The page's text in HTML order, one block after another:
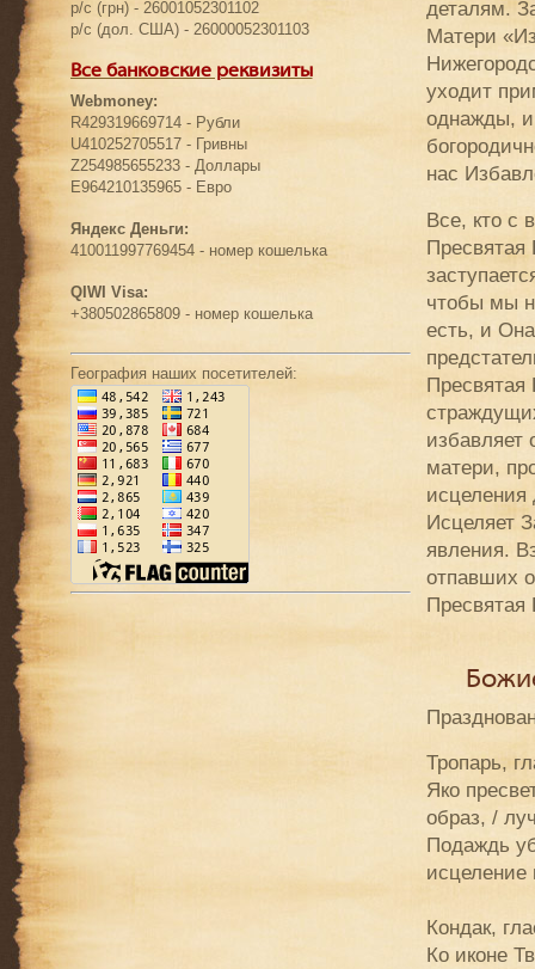
деталям.
Матери
уходит
однажды,
нас
Все, кто с
Пресвятая
чтобы мы
есть, и
Пресвятая
избавляет
матери,
исцеления
Исцеляет
явления.
отпавших
Пресвятая
Тропарь,
Яко
образ, /
Подаждь
Кондак,
Ко иконе
р/с (грн) - 26001052301102
р/с (дол. США) - 26000052301103
Все банковские реквизиты
Webmoney:
R429319669714 - Рубли
U410252705517 - Гривны
Z254985655233 - Доллары
E964210135965 - Евро
Яндекс Деньги:
410011997769454 - номер кошелька
QIWI Visa:
+380502865809 - номер кошелька
География наших посетителей: